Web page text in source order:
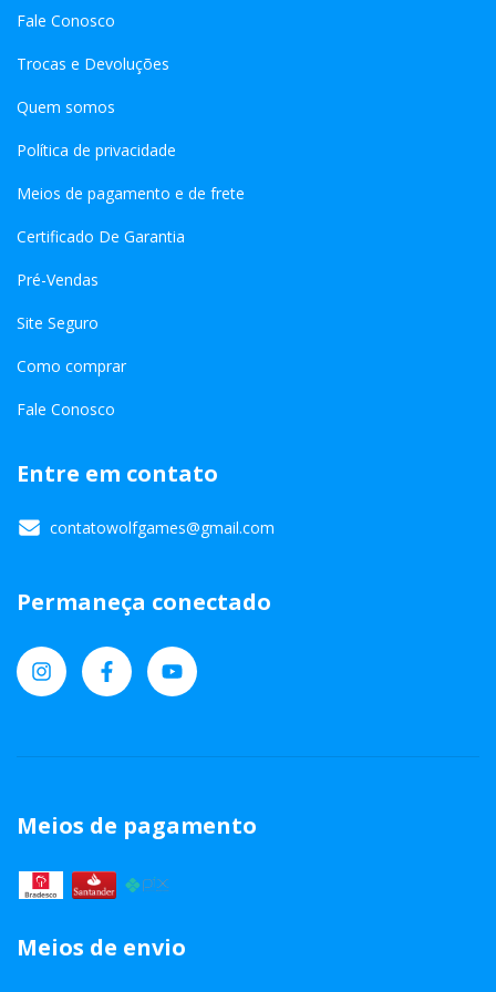
Fale Conosco
Trocas e Devoluções
Quem somos
Política de privacidade
Meios de pagamento e de frete
Certificado De Garantia
Pré-Vendas
Site Seguro
Como comprar
Fale Conosco
Entre em contato
contatowolfgames@gmail.com
Permaneça conectado
Meios de pagamento
Meios de envio